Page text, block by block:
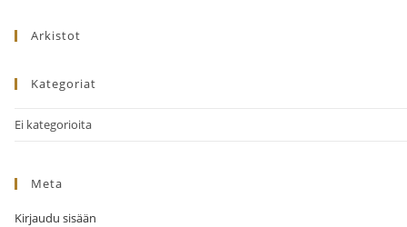
Arkistot
Kategoriat
Ei kategorioita
Meta
Kirjaudu sisään